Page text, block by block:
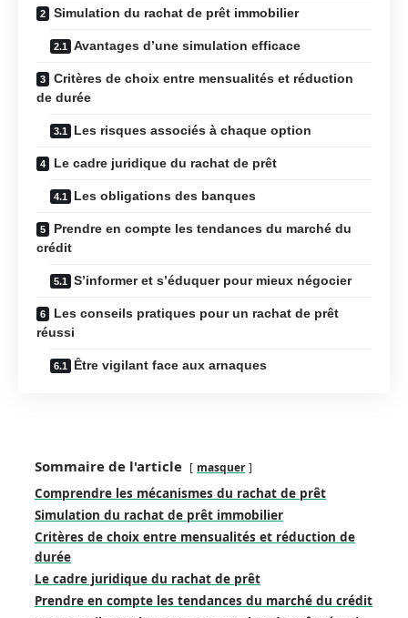
Simulation du rachat de prêt immobilier
Avantages d’une simulation efficace
Critères de choix entre mensualités et réduction
de durée
Les risques associés à chaque option
Le cadre juridique du rachat de prêt
Les obligations des banques
Prendre en compte les tendances du marché du
crédit
S’informer et s’éduquer pour mieux négocier
Les conseils pratiques pour un rachat de prêt
réussi
Être vigilant face aux arnaques
Sommaire de l'article masquer
Comprendre les mécanismes du rachat de prêt
Simulation du rachat de prêt immobilier
Critères de choix entre mensualités et réduction de
durée
Le cadre juridique du rachat de prêt
Prendre en compte les tendances du marché du crédit